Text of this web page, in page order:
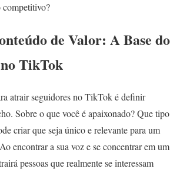
competitivo?
de Valor: A Base do
no TikTok
atrair seguidores no TikTok é definir
Sobre o que você é apaixonado? Que tipo
criar que seja único e relevante para um
encontrar a sua voz e se concentrar em um
pessoas que realmente se interessam